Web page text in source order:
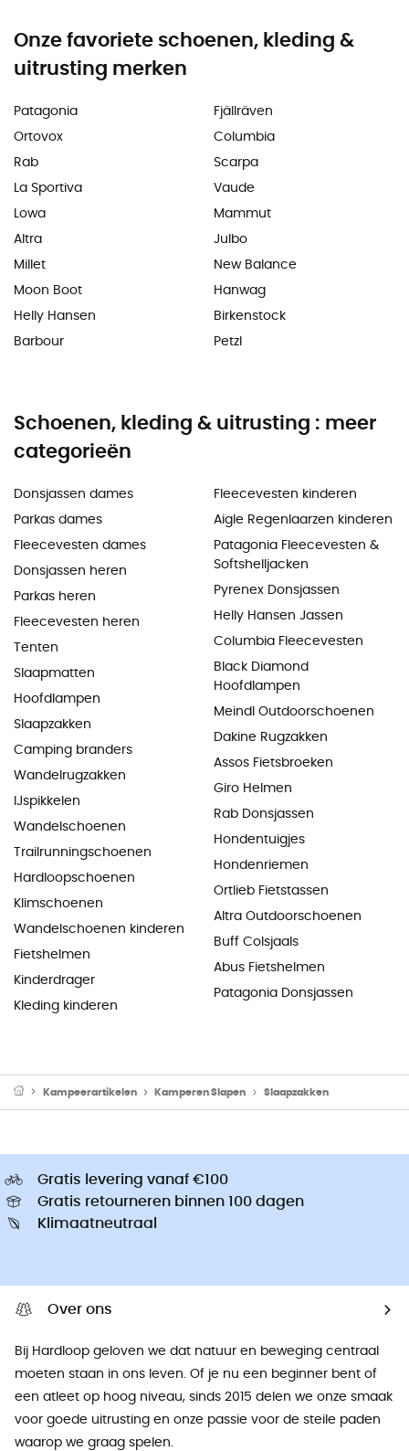
Onze favoriete schoenen, kleding &
uitrusting merken
Patagonia
Ortovox
Rab
La Sportiva
Lowa
Altra
Millet
Moon Boot
Helly Hansen
Barbour
Fjällräven
Columbia
Scarpa
Vaude
Mammut
Julbo
New Balance
Hanwag
Birkenstock
Petzl
Schoenen, kleding & uitrusting : meer
categorieën
Donsjassen dames
Parkas dames
Fleecevesten dames
Donsjassen heren
Parkas heren
Fleecevesten heren
Tenten
Slaapmatten
Hoofdlampen
Slaapzakken
Camping branders
Wandelrugzakken
IJspikkelen
Wandelschoenen
Trailrunningschoenen
Hardloopschoenen
Klimschoenen
Wandelschoenen kinderen
Fietshelmen
Kinderdrager
Kleding kinderen
Fleecevesten kinderen
Aigle Regenlaarzen kinderen
Patagonia Fleecevesten &
Softshelljacken
Pyrenex Donsjassen
Helly Hansen Jassen
Columbia Fleecevesten
Black Diamond
Hoofdlampen
Meindl Outdoorschoenen
Dakine Rugzakken
Assos Fietsbroeken
Giro Helmen
Rab Donsjassen
Hondentuigjes
Hondenriemen
Ortlieb Fietstassen
Altra Outdoorschoenen
Buff Colsjaals
Abus Fietshelmen
Patagonia Donsjassen
Kampeerartikelen Kamperen Slapen Slaapzakken
Gratis levering vanaf €100
Gratis retourneren binnen 100 dagen
Klimaatneutraal
Over ons
Bij Hardloop geloven we dat natuur en beweging centraal
moeten staan ​​in ons leven. Of je nu een beginner bent of
een atleet op hoog niveau, sinds 2015 delen we onze smaak
voor goede uitrusting en onze passie voor de steile paden
waarop we graag spelen.